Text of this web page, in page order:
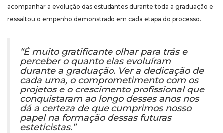
acompanhar a evolução das estudantes durante toda a graduação e
ressaltou o empenho demonstrado em cada etapa do processo.
“É muito gratificante olhar para trás e
perceber o quanto elas evoluíram
durante a graduação. Ver a dedicação de
cada uma, o comprometimento com os
projetos e o crescimento profissional que
conquistaram ao longo desses anos nos
dá a certeza de que cumprimos nosso
papel na formação dessas futuras
esteticistas.”